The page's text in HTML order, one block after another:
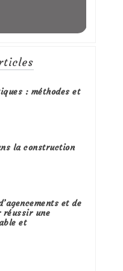
: méthodes et
la construction
et de
réussir une
et